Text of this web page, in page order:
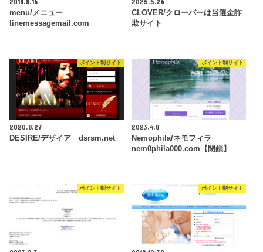
menu/メニュー
linemessagemail.com
CLOVER/クローバーは当選金詐
欺サイト
ポイント制サイト
2020.8.27
DESIRE/デザイア dsrsm.net
ポイント制サイト
2023.4.8
Nemophila/ネモフィラ
nem0phila000.com【閉鎖】
ポイント制サイト ポイント制サイト